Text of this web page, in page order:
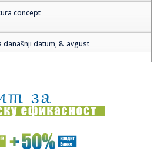
concept
datum, 8. avgust
za borbu protiv paklenih vrućina: Ovako
8. avgust